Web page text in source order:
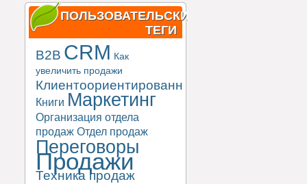
ПОЛЬЗОВАТЕЛЬСКИЕ
ТЕГИ
B2B CRM Как
увеличить продажи
Клиентоориентированность
Книги Маркетинг
Организация отдела
продаж Отдел продаж
Переговоры
Продажи
Техника продаж